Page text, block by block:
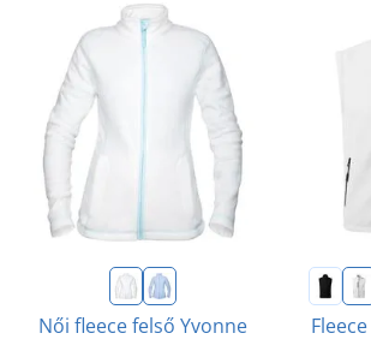
Női fleece felső Yvonne